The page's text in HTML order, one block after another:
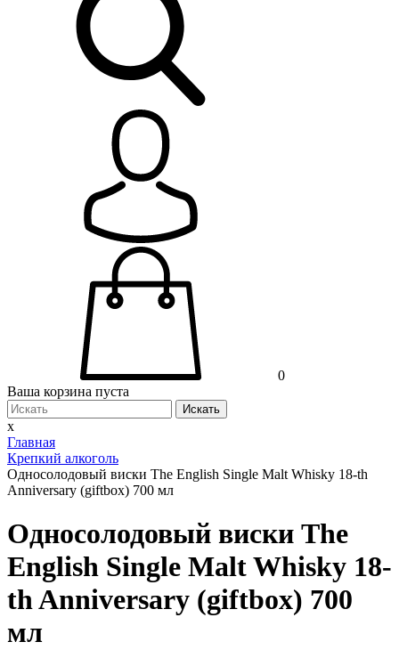
0
Ваша корзина пуста
Искать
x
Главная
Крепкий алкоголь
Односолодовый виски The English Single Malt Whisky 18-th
Anniversary (giftbox) 700 мл
Односолодовый виски The
English Single Malt Whisky 18-
th Anniversary (giftbox) 700
мл